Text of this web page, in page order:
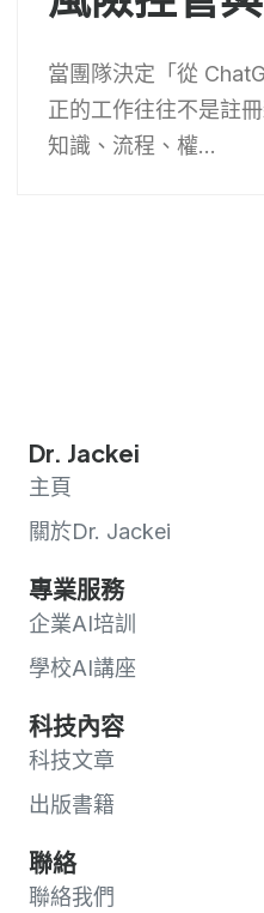
當團隊決定「從
正的工作往往不是註
知識、流程、權...
Dr. Jackei
主頁
關於Dr. Jackei
專業服務
企業AI培訓
學校AI講座
科技內容
科技文章
出版書籍
聯絡
聯絡我們